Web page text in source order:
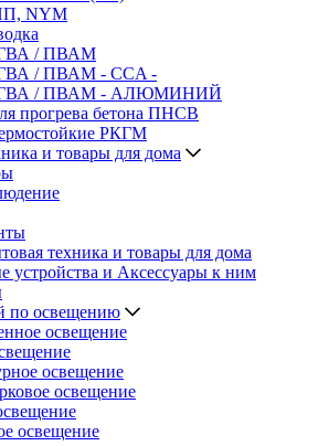
NYM
/ ПВАМ
/ ПВАМ - CCA -
/ ПВАМ - АЛЮМИНИЙ
прогрева бетона ПНСВ
РКГМ
и товары для дома
техника и товары для дома
устройства и Аксессуары к ним
по освещению
освещение
освещение
освещение
освещение